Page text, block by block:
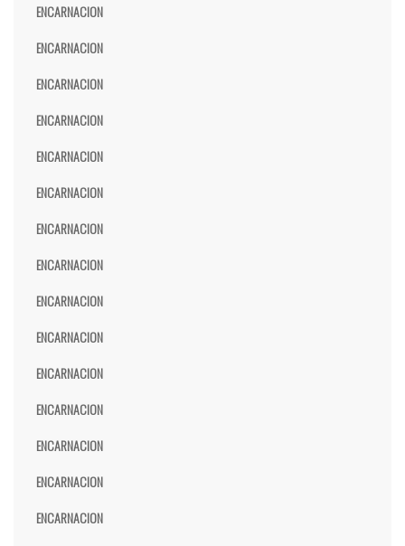
ENCARNACION
ENCARNACION
ENCARNACION
ENCARNACION
ENCARNACION
ENCARNACION
ENCARNACION
ENCARNACION
ENCARNACION
ENCARNACION
ENCARNACION
ENCARNACION
ENCARNACION
ENCARNACION
ENCARNACION